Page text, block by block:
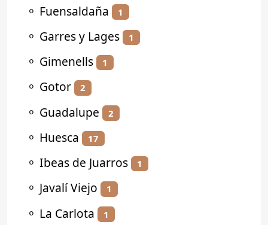
⚬ Fuensaldaña 1
⚬ Garres y Lages 1
⚬ Gimenells 1
⚬ Gotor 2
⚬ Guadalupe 2
⚬ Huesca 17
⚬ Ibeas de Juarros 1
⚬ Javalí Viejo 1
⚬ La Carlota 1